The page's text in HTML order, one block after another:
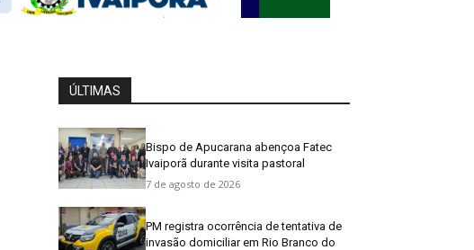
ÚLTIMAS
Bispo de Apucarana abençoa Fatec
Ivaiporã durante visita pastoral
7 de agosto de 2026
PM registra ocorrência de tentativa de
invasão domiciliar em Rio Branco do